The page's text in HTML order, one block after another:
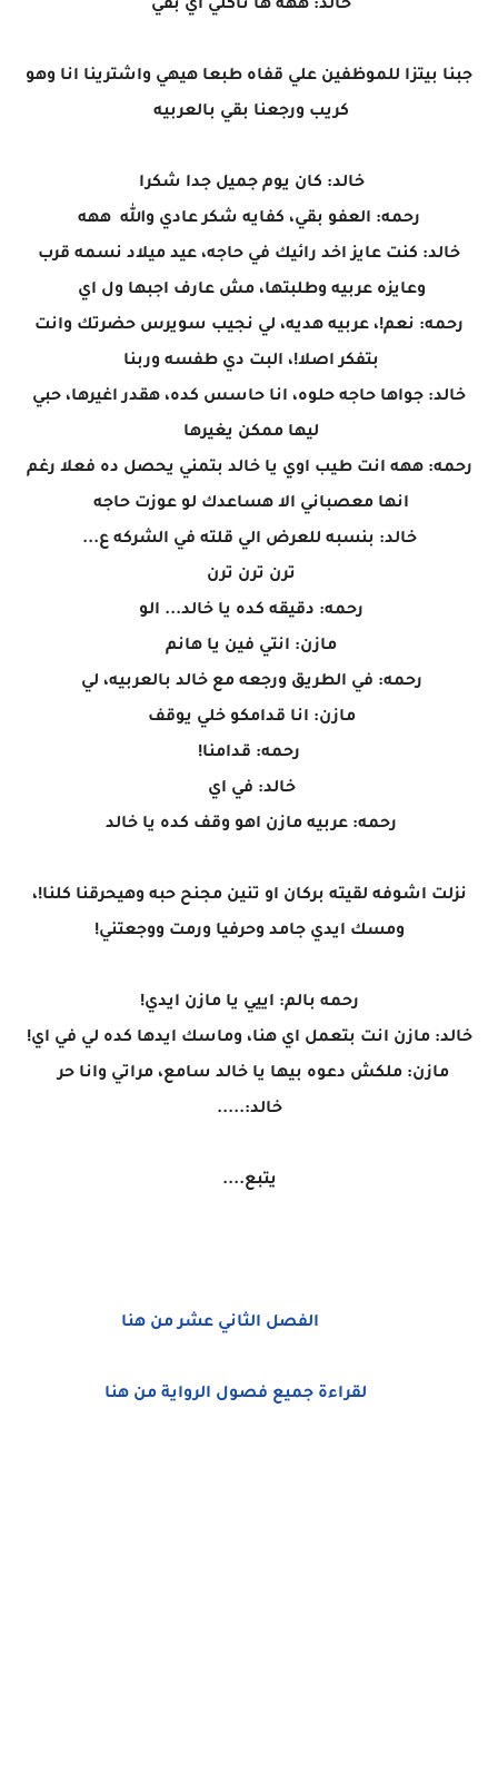
خالد: ههه ها تاكلي اي بقي
جبنا بيتزا للموظفين علي قفاه طبعا هيهي واشترينا انا وهو
كريب ورجعنا بقي بالعربيه
خالد: كان يوم جميل جدا شكرا
رحمه: العفو بقي، كفايه شكر عادي والله ههه
خالد: كنت عايز اخد رائيك في حاجه، عيد ميلاد نسمه قرب
وعايزه عربيه وطلبتها، مش عارف اجبها ول اي
رحمه: نعم!، عربيه هديه، لي نجيب سويرس حضرتك وانت
بتفكر اصلا!، البت دي طفسه وربنا
خالد: جواها حاجه حلوه، انا حاسس كده، هقدر اغيرها، حبي
ليها ممكن يغيرها
رحمه: ههه انت طيب اوي يا خالد بتمني يحصل ده فعلا رغم
انها معصباني الا هساعدك لو عوزت حاجه
خالد: بنسبه للعرض الي قلته في الشركه ع...
ترن ترن ترن
رحمه: دقيقه كده يا خالد... الو
مازن: انتي فين يا هانم
رحمه: في الطريق ورجعه مع خالد بالعربيه، لي
مازن: انا قدامكو خلي يوقف
رحمه: قدامنا!
خالد: في اي
رحمه: عربيه مازن اهو وقف كده يا خالد
نزلت اشوفه لقيته بركان او تنين مجنح حبه وهيحرقنا كلنا!،
ومسك ايدي جامد وحرفيا ورمت ووجعتني!
رحمه بالم: اييي يا مازن ايدي!
خالد: مازن انت بتعمل اي هنا، وماسك ايدها كده لي في اي!
مازن: ملكش دعوه بيها يا خالد سامع، مراتي وانا حر
خالد:.....
يتبع....
الفصل الثاني عشر من هنا
لقراءة جميع فصول الرواية من هنا